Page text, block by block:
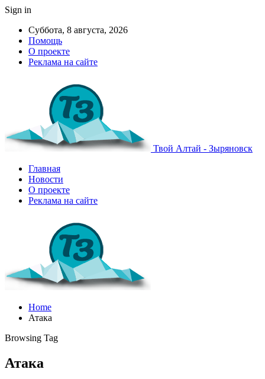
Sign in
Суббота, 8 августа, 2026
Помощь
О проекте
Реклама на сайте
Твой Алтай - Зыряновск
Главная
Новости
О проекте
Реклама на сайте
Home
Атака
Browsing Tag
Атака